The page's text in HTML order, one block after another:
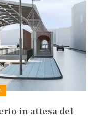
in attesa del